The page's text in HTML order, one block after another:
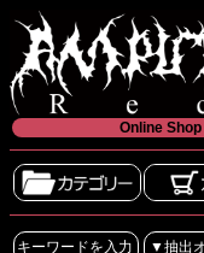
Online Shop